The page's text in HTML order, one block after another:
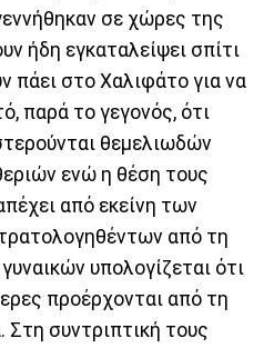
σε χώρες της
ήδη εγκαταλείψει σπίτι
πάει στο Χαλιφάτο για να
παρά το γεγονός, ότι
θεμελιωδών
ενώ η θέση τους
από εκείνη των
από τη
υπολογίζεται ότι
προέρχονται από τη
Στη συντριπτική τους